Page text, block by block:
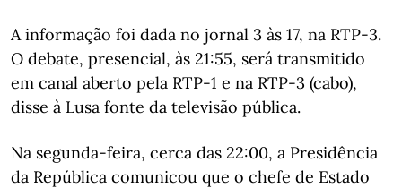
A informação foi dada no jornal 3 às 17, na RTP-3.
O debate, presencial, às 21:55, será transmitido
em canal aberto pela RTP-1 e na RTP-3 (cabo),
disse à Lusa fonte da televisão pública.
Na segunda-feira, cerca das 22:00, a Presidência
da República comunicou que o chefe de Estado